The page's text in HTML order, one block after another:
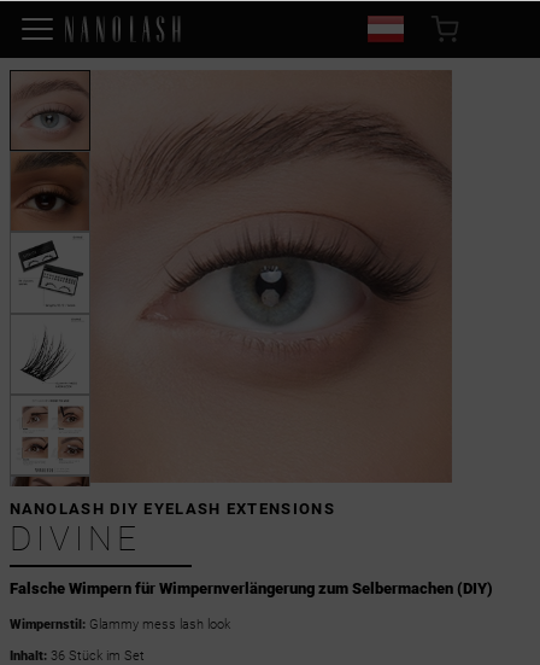
Falsche Wimpern für Wimpernverlängerung zum Selbermachen (DIY)
NANOLASH DIY EYELASH EXTENSIONS
DIVINE
Wimpernstil: Glammy mess lash look
Inhalt: 36 Stück im Set